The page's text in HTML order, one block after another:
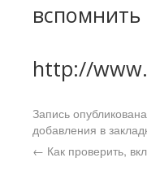
http://
Запись
добавления в
← Как проверить,